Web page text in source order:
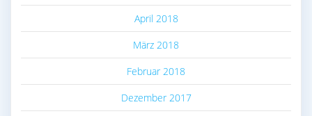
April 2018
März 2018
Februar 2018
Dezember 2017